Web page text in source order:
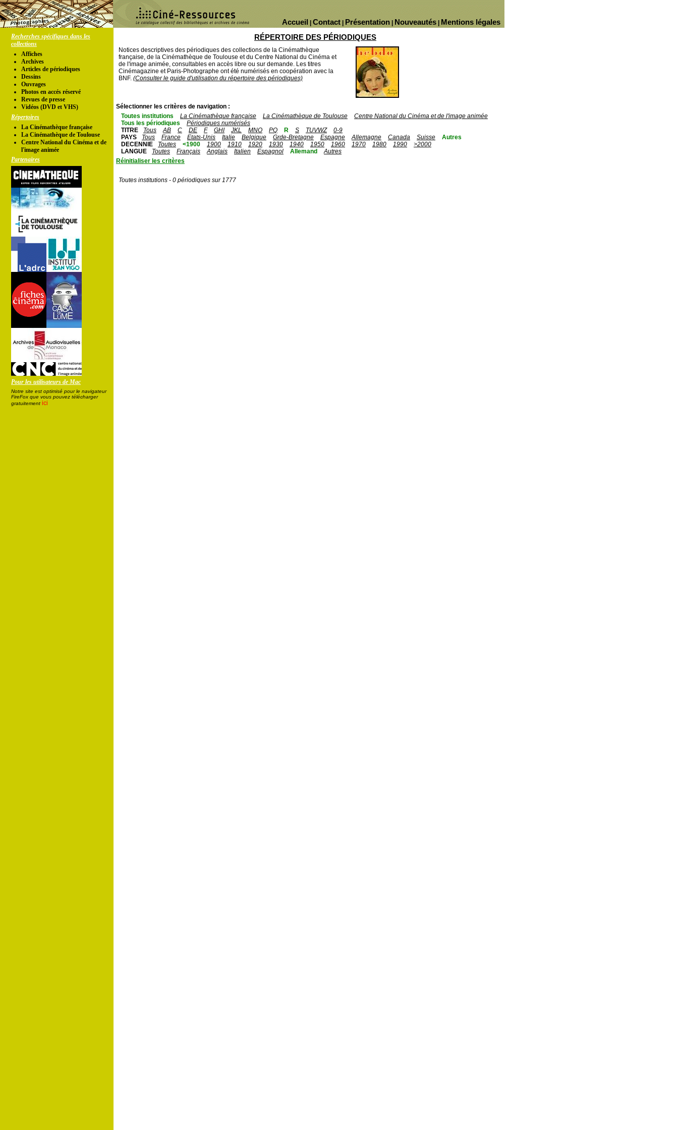
Mentions légales
Nouveautés
Présentation
Contact
Accueil
Recherches spécifiques dans les
collections
Affiches
Archives
Articles de périodiques
Dessins
Ouvrages
Photos en accés réservé
Revues de presse
Vidéos (DVD et VHS)
Répertoires
La Cinémathèque française
La Cinémathèque de Toulouse
Centre National du Cinéma et de
l'image animée
Partenaires
Pour les utilisateurs de Mac
Notre site est optimisé pour le navigateur
FireFox que vous pouvez télécharger
gratuitement ici
RÉPERTOIRE DES PÉRIODIQUES
Notices descriptives des périodiques des collections de la Cinémathèque
française, de la Cinémathèque de Toulouse et du Centre National du Cinéma et
de l'image animée, consultables en accès libre ou sur demande. Les titres
Cinémagazine et Paris-Photographe ont été numérisés en coopération avec la
BNF. (Consulter le guide d'utilisation du répertoire des périodiques)
Sélectionner les critères de navigation :
Toutes institutions
La Cinémathèque française La Cinémathèque de Toulouse
Centre National du Cinéma et de l'image animée
Tous les périodiques
Périodiques numérisés
TITRE
Tous AB C DE F GHI JKL MNO PQ R S TUVWZ
0-9
PAYS
Tous France Etats-Unis Italie Belgique Grde-Bretagne Espagne Allemagne Canada Suisse
Autres
DECENNIE
Toutes <1900 1900 1910 1920 1930 1940 1950 1960 1970 1980 1990
>2000
LANGUE
Toutes Français Anglais Italien Espagnol Allemand
Autres
Réinitialiser les critères
Toutes institutions - 0 périodiques sur 1777